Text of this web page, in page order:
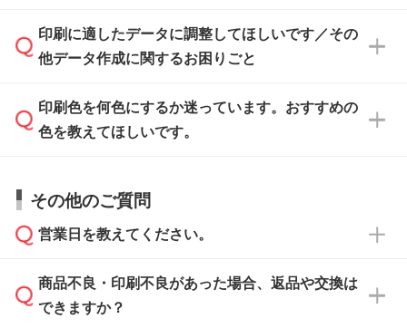
ご入稿後は経験豊富なスタッフがデータに不備
がないかチェックし、お客様と確認してから印
刷に進みますので、ご安心ください。
入稿用のテンプレートはPDF形式ですが、
IllustratorやPhotoshopで開いてご利用いただけ
方」をご確認ください。
印刷に適したデータ・解像度かどうか、担当ス
タッフが事前に確認いたします。
ムへ添付いただくか、担当スタッフ宛にメール
でお送りください。
い合わせください。
なお、印刷用データの作り方に関する詳細は、
印刷に適したデータに調整してほしいです／その
他データ作成に関するお困りごと
データ作成でお困りの際には、担当スタッフが
サポートいたしますのでお気軽にご相談くださ
から添付してお送りください。
しい
解像度の低い画像や、手書きのイラスト、写真
などを、印刷に適したベクターデータに変換し
印刷色を何色にするか迷っています。おすすめの
色を教えてほしいです。
お見積・ご注文・
相談いただきますと、担当スタッフがお客様の
ご希望や商品の本体色を確認し、印刷色をご提
本体色がブラック、ネイビーなど濃色の場合は
白色か淡い色の印刷色をおすすめしておりま
その他のご質問
営業日を教えてください。
営業日は平日の10:00～18:00で、土日祝日はお
休みとなります。注文・見積・お問い合わせ
商品不良・印刷不良があった場合、返品や交換は
できますか？